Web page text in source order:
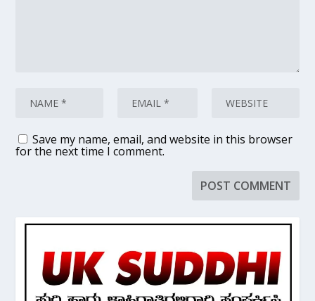
Save my name, email, and website in this browser
for the next time I comment.